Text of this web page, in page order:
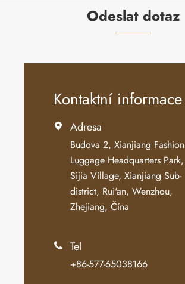
Odeslat dotaz
Kontaktní informace
 Adresa
Budova 2, Xianjiang Fashion
Luggage Headquarters Park,
Sijia Village, Xianjiang Sub-
district, Rui'an, Wenzhou,
Zhejiang, Čína
 Tel
+86-577-65038166